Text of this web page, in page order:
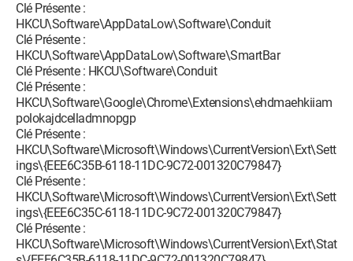
Clé Présente :
HKCU\Software\AppDataLow\Software\Conduit
Clé Présente :
HKCU\Software\AppDataLow\Software\SmartBar
Clé Présente : HKCU\Software\Conduit
Clé Présente :
HKCU\Software\Google\Chrome\Extensions\ehdmaehkiiam
polokajdcelladmnopgp
Clé Présente :
HKCU\Software\Microsoft\Windows\CurrentVersion\Ext\Sett
ings\{EEE6C35B-6118-11DC-9C72-001320C79847}
Clé Présente :
HKCU\Software\Microsoft\Windows\CurrentVersion\Ext\Sett
ings\{EEE6C35C-6118-11DC-9C72-001320C79847}
Clé Présente :
HKCU\Software\Microsoft\Windows\CurrentVersion\Ext\Stat